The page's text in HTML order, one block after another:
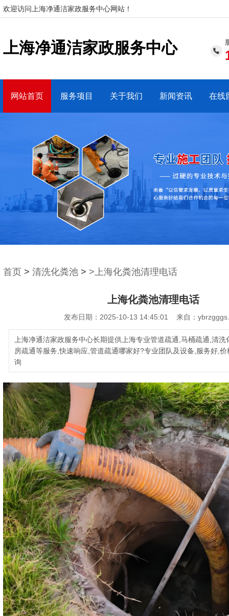
欢迎访问上海净通洁家政服务中心网站！
上海净通洁家政服务中心
网站首页 服务项目 关于我们 新闻资讯 在线
首页 > 清洗化粪池 > >上海化粪池清理电话
上海化粪池清理电话
发布日期：2025-10-13 14:45:01 来自：
上海净通洁家政服务中心长期提供上海专业管道疏通,马桶疏通,清
房疏通等服务,快速响应,管道疏通哪家好?专业团队及设备,服务好,
询